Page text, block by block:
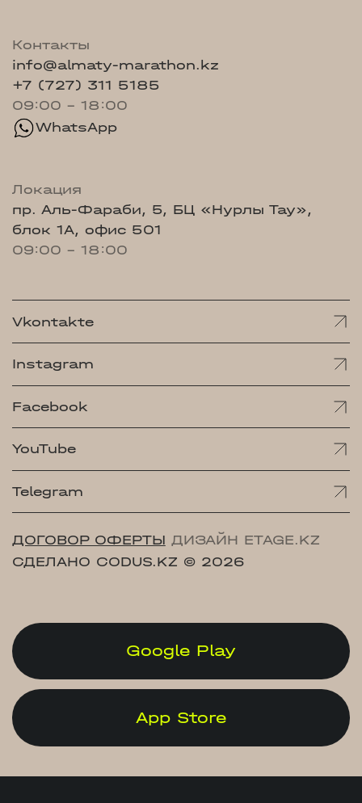
Контакты
info@almaty-marathon.kz
+7 (727) 311 5185
09:00 - 18:00
WhatsApp
Локация
пр. Аль-Фараби, 5, БЦ «Нурлы Тау»,
блок 1А, офис 501
09:00 - 18:00
Vkontakte
Instagram
Facebook
YouTube
Telegram
ДОГОВОР ОФЕРТЫ ДИЗАЙН ETAGE.KZ
СДЕЛАНО CODUS.KZ © 2026
Google Play
App Store